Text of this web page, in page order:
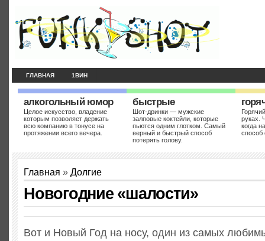
ГЛАВНАЯ 1ВИН
алкогольный юмор
Целое искусство, владение
которым позволяет держать
всю компанию в тонусе на
протяжении всего вечера.
быстрые
Шот-дринки — мужские
залповые коктейли, которые
пьются одним глотком. Самый
верный и быстрый способ
потерять голову.
руках.
когда
способ
Главная » Долгие
Новогодние «шалости»
Вот и Новый Год на носу, один из самых